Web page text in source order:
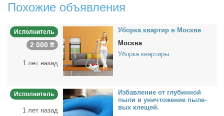
Похожие объявления
Исполнитель
2 000 ₶
1 лет назад
Убор­ка квар­тир в Москве
Москва
Уборка квартиры
Исполнитель
1 лет назад
Из­бав­ле­ние от глу­бин­ной
пы­ли и уни­что­же­ние пыле­
вых кле­щей.